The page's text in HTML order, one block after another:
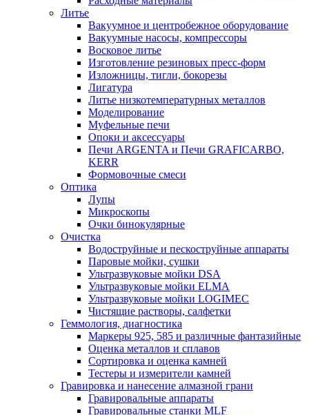
Литье
Вакуумное и центробежное оборудование
Вакуумные насосы, компрессоры
Восковое литье
Изготовление резиновых пресс-форм
Изложницы, тигли, бокорезы
Лигатура
Литье низкотемпературных металлов
Моделирование
Муфельные печи
Опоки и аксессуары
Печи ARGENTA и Печи GRAFICARBO,
KERR
Формовочные смеси
Оптика
Лупы
Микроскопы
Очки бинокулярные
Очистка
Водоструйные и пескоструйные аппараты
Паровые мойки, сушки
Ультразвуковые мойки DSA
Ультразвуковые мойки ELMA
Ультразвуковые мойки LOGIMEC
Чистящие растворы, салфетки
Геммология, диагностика
Маркеры 925, 585 и различные фантазийные
Оценка металлов и сплавов
Сортировка и оценка камней
Тестеры и измерители камней
Гравировка и нанесение алмазной грани
Гравировальные аппараты
Гравировальные станки MLF